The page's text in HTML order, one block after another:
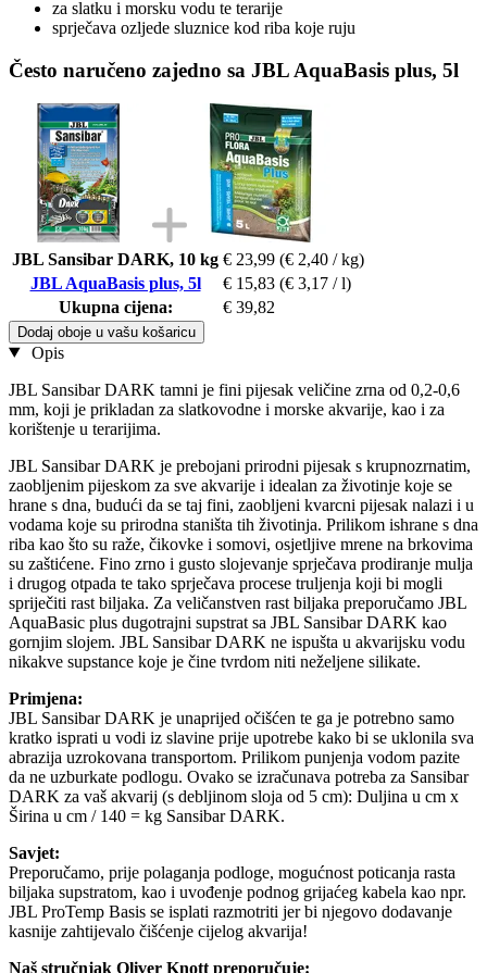
za slatku i morsku vodu te terarije
sprječava ozljede sluznice kod riba koje ruju
Često naručeno zajedno sa JBL AquaBasis plus, 5l
JBL Sansibar DARK, 10 kg € 23,99 (€ 2,40 / kg)
JBL AquaBasis plus, 5l
€ 15,83 (€ 3,17 / l)
Ukupna cijena:
€ 39,82
Dodaj oboje u vašu košaricu
Opis
JBL Sansibar DARK tamni je fini pijesak veličine zrna od 0,2-0,6
mm, koji je prikladan za slatkovodne i morske akvarije, kao i za
korištenje u terarijima.
JBL Sansibar DARK je prebojani prirodni pijesak s krupnozrnatim,
zaobljenim pijeskom za sve akvarije i idealan za životinje koje se
hrane s dna, budući da se taj fini, zaobljeni kvarcni pijesak nalazi i u
vodama koje su prirodna staništa tih životinja. Prilikom ishrane s dna
riba kao što su raže, čikovke i somovi, osjetljive mrene na brkovima
su zaštićene. Fino zrno i gusto slojevanje sprječava prodiranje mulja
i drugog otpada te tako sprječava procese truljenja koji bi mogli
spriječiti rast biljaka. Za veličanstven rast biljaka preporučamo JBL
AquaBasic plus dugotrajni supstrat sa JBL Sansibar DARK kao
gornjim slojem. JBL Sansibar DARK ne ispušta u akvarijsku vodu
nikakve supstance koje je čine tvrdom niti neželjene silikate.
Primjena:
JBL Sansibar DARK je unaprijed očišćen te ga je potrebno samo
kratko isprati u vodi iz slavine prije upotrebe kako bi se uklonila sva
abrazija uzrokovana transportom. Prilikom punjenja vodom pazite
da ne uzburkate podlogu. Ovako se izračunava potreba za Sansibar
DARK za vaš akvarij (s debljinom sloja od 5 cm): Duljina u cm x
Širina u cm / 140 = kg Sansibar DARK.
Savjet:
Preporučamo, prije polaganja podloge, mogućnost poticanja rasta
biljaka supstratom, kao i uvođenje podnog grijaćeg kabela kao npr.
JBL ProTemp Basis se isplati razmotriti jer bi njegovo dodavanje
kasnije zahtijevalo čišćenje cijelog akvarija!
Naš stručnjak Oliver Knott preporučuje: